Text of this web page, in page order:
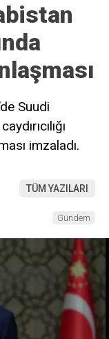
Suudi
imzaladı.
TÜM YAZILARI
Gündem